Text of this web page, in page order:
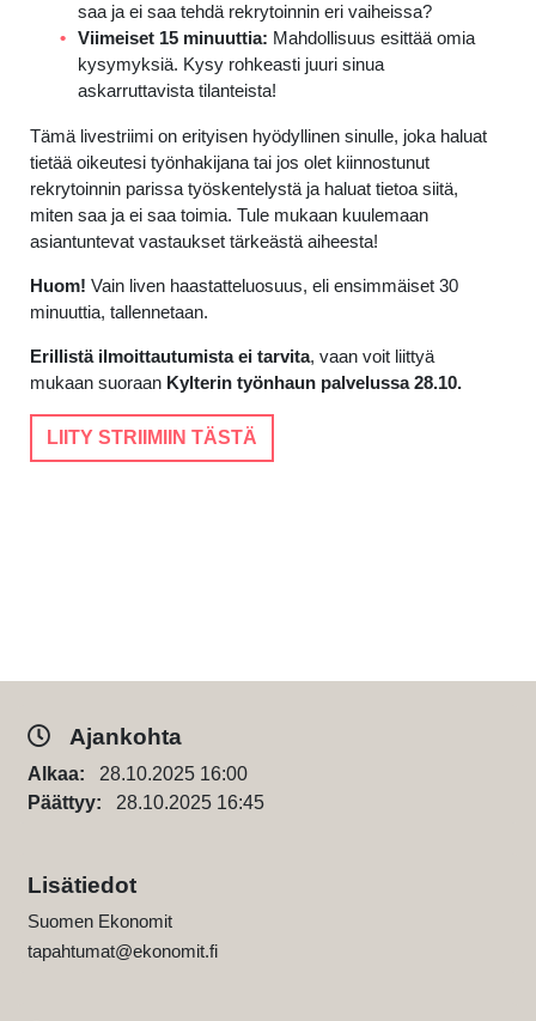
saa ja ei saa tehdä rekrytoinnin eri vaiheissa?
Viimeiset 15 minuuttia: Mahdollisuus esittää omia
kysymyksiä. Kysy rohkeasti juuri sinua
askarruttavista tilanteista!
Tämä livestriimi on erityisen hyödyllinen sinulle, joka haluat
tietää oikeutesi työnhakijana tai jos olet kiinnostunut
rekrytoinnin parissa työskentelystä ja haluat tietoa siitä,
miten saa ja ei saa toimia. Tule mukaan kuulemaan
asiantuntevat vastaukset tärkeästä aiheesta!
Huom! Vain liven haastatteluosuus, eli ensimmäiset 30
minuuttia, tallennetaan.
Erillistä ilmoittautumista ei tarvita, vaan voit liittyä
mukaan suoraan Kylterin työnhaun palvelussa 28.10.
LIITY STRIIMIIN TÄSTÄ
Ajankohta
Alkaa: 28.10.2025 16:00
Päättyy: 28.10.2025 16:45
Lisätiedot
Suomen Ekonomit
tapahtumat@ekonomit.fi